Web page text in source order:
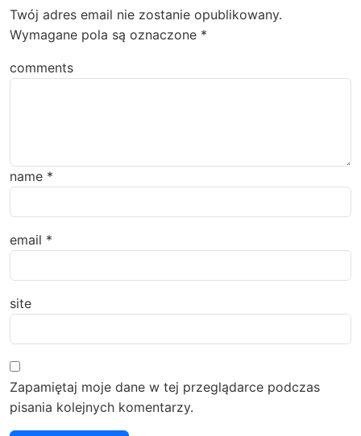
Twój adres email nie zostanie opublikowany.
Wymagane pola są oznaczone *
comments
name *
email *
site
Zapamiętaj moje dane w tej przeglądarce podczas
pisania kolejnych komentarzy.